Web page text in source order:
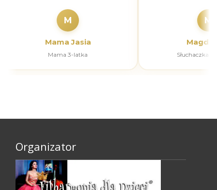
M
Mama Jasia
Mama 3-latka
M
Słuchaczka
Organizator